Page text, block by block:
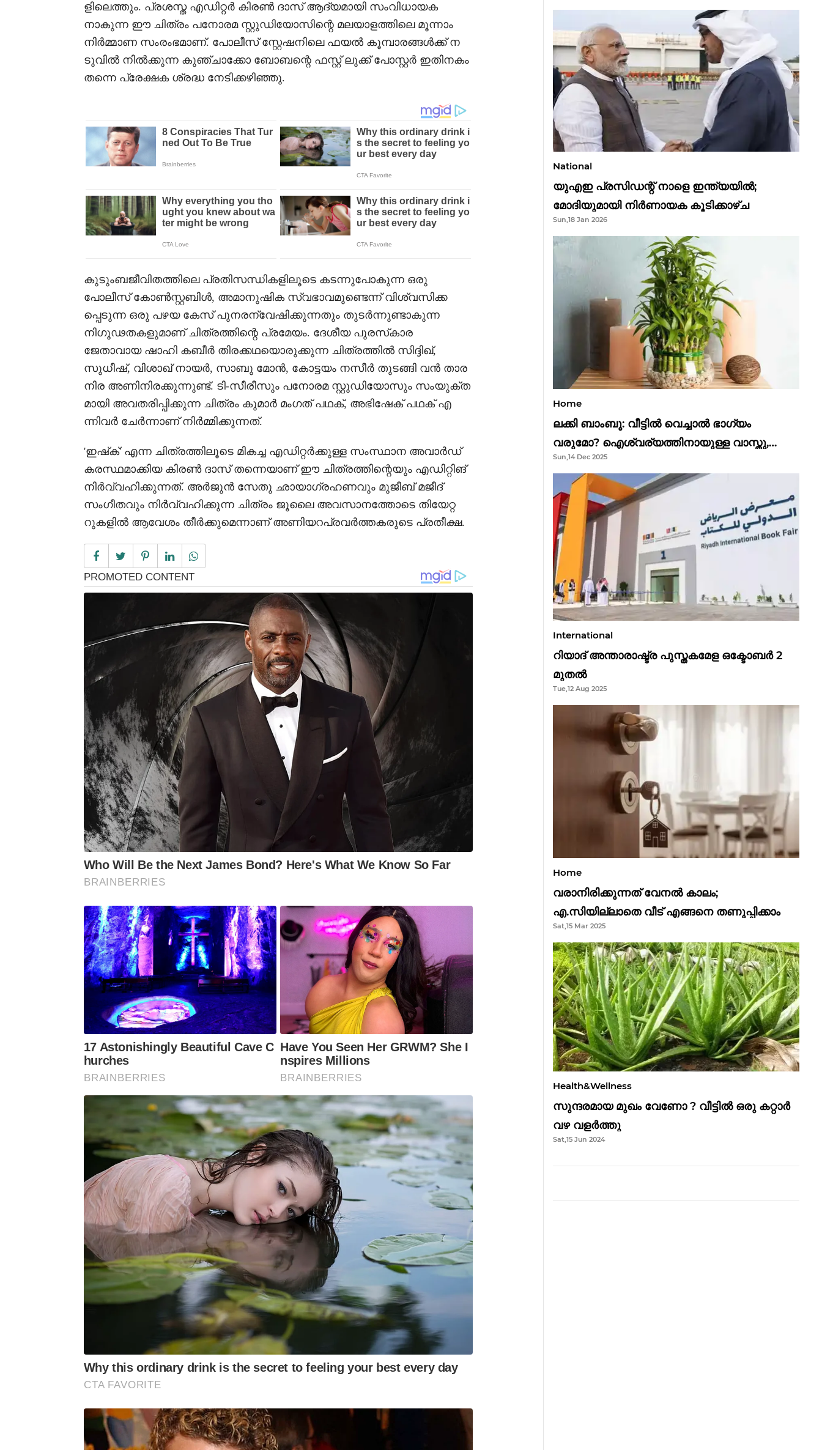
ളിലെത്തും. പ്രശസ്ത എഡിറ്റർ കിരൺ ദാസ് ആദ്യമായി സംവിധായക
നാകുന്ന ഈ ചിത്രം പനോരമ സ്റ്റുഡിയോസിന്റെ മലയാളത്തിലെ മൂന്നാം
നിർമ്മാണ സംരംഭമാണ്. പോലീസ് സ്റ്റേഷനിലെ ഫയൽ കൂമ്പാരങ്ങൾക്ക് ന
ടുവിൽ നിൽക്കുന്ന കുഞ്ചാക്കോ ബോബന്റെ ഫസ്റ്റ് ലുക്ക് പോസ്റ്റർ ഇതിനകം
തന്നെ പ്രേക്ഷക ശ്രദ്ധ നേടിക്കഴിഞ്ഞു.
കുടുംബജീവിതത്തിലെ പ്രതിസന്ധികളിലൂടെ കടന്നുപോകുന്ന ഒരു
പോലീസ് കോൺസ്റ്റബിൾ, അമാനുഷിക സ്വഭാവമുണ്ടെന്ന് വിശ്വസിക്ക
പ്പെടുന്ന ഒരു പഴയ കേസ് പുനരന്വേഷിക്കുന്നതും തുടർന്നുണ്ടാകുന്ന
നിഗൂഢതകളുമാണ് ചിത്രത്തിന്റെ പ്രമേയം. ദേശീയ പുരസ്‌കാര
ജേതാവായ ഷാഹി കബീർ തിരക്കഥയൊരുക്കുന്ന ചിത്രത്തിൽ സിദ്ദിഖ്,
സുധീഷ്, വിശാഖ് നായർ, സാബു മോൻ, കോട്ടയം നസീർ തുടങ്ങി വൻ താര
നിര അണിനിരക്കുന്നുണ്ട്. ടി-സീരീസും പനോരമ സ്റ്റുഡിയോസും സംയുക്ത
മായി അവതരിപ്പിക്കുന്ന ചിത്രം കുമാർ മംഗത് പഥക്, അഭിഷേക് പഥക് എ
ന്നിവർ ചേർന്നാണ് നിർമ്മിക്കുന്നത്.
'ഇഷ്‌ക്' എന്ന ചിത്രത്തിലൂടെ മികച്ച എഡിറ്റർക്കുള്ള സംസ്ഥാന അവാർഡ്
കരസ്ഥമാക്കിയ കിരൺ ദാസ് തന്നെയാണ് ഈ ചിത്രത്തിന്റെയും എഡിറ്റിങ്
നിർവ്വഹിക്കുന്നത്. അർജുൻ സേതു ഛായാഗ്രഹണവും മുജീബ് മജീദ്
സംഗീതവും നിർവ്വഹിക്കുന്ന ചിത്രം ജൂലൈ അവസാനത്തോടെ തിയേറ്റ
റുകളിൽ ആവേശം തീർക്കുമെന്നാണ് അണിയറപ്രവർത്തകരുടെ പ്രതീക്ഷ.
National
യുഎഇ പ്രസിഡന്റ് നാളെ ഇന്ത്യയിൽ;
മോദിയുമായി നിർണായക കൂടിക്കാഴ്ച
Sun,18 Jan 2026
Home
ലക്കി ബാംബൂ: വീട്ടിൽ വെച്ചാൽ ഭാഗ്യം
വരുമോ? ഐശ്വര്യത്തിനായുള്ള വാസ്തു,
ഫെങ് ഷൂയി വിശ്വാസങ്ങൾ
Sun,14 Dec 2025
International
റിയാദ് അന്താരാഷ്ട്ര പുസ്തകമേള ഒക്ടോബർ 2
മുതൽ
Tue,12 Aug 2025
Home
വരാനിരിക്കുന്നത് വേനൽ കാലം;
എ.സിയില്ലാതെ വീട് എങ്ങനെ തണുപ്പിക്കാം
Sat,15 Mar 2025
Health&Wellness
സുന്ദരമായ മുഖം വേണോ ? വീട്ടിൽ ഒരു കറ്റാർ
വഴ വളർത്തു
Sat,15 Jun 2024